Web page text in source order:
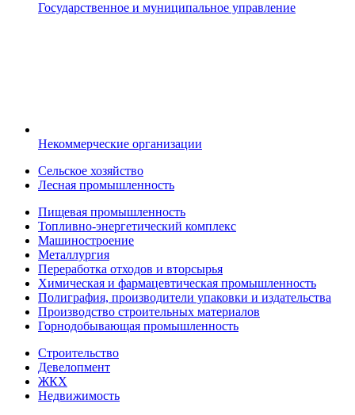
Государственное и муниципальное управление
Некоммерческие организации
Сельское хозяйство
Лесная промышленность
Пищевая промышленность
Топливно-энергетический комплекс
Машиностроение
Металлургия
Переработка отходов и вторсырья
Химическая и фармацевтическая промышленность
Полиграфия, производители упаковки и издательства
Производство строительных материалов
Горнодобывающая промышленность
Строительство
Девелопмент
ЖКХ
Недвижимость